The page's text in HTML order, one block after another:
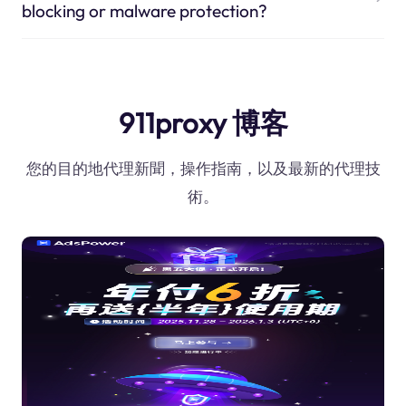
blocking or malware protection?
911proxy 博客
您的目的地代理新聞，操作指南，以及最新的代理技
術。